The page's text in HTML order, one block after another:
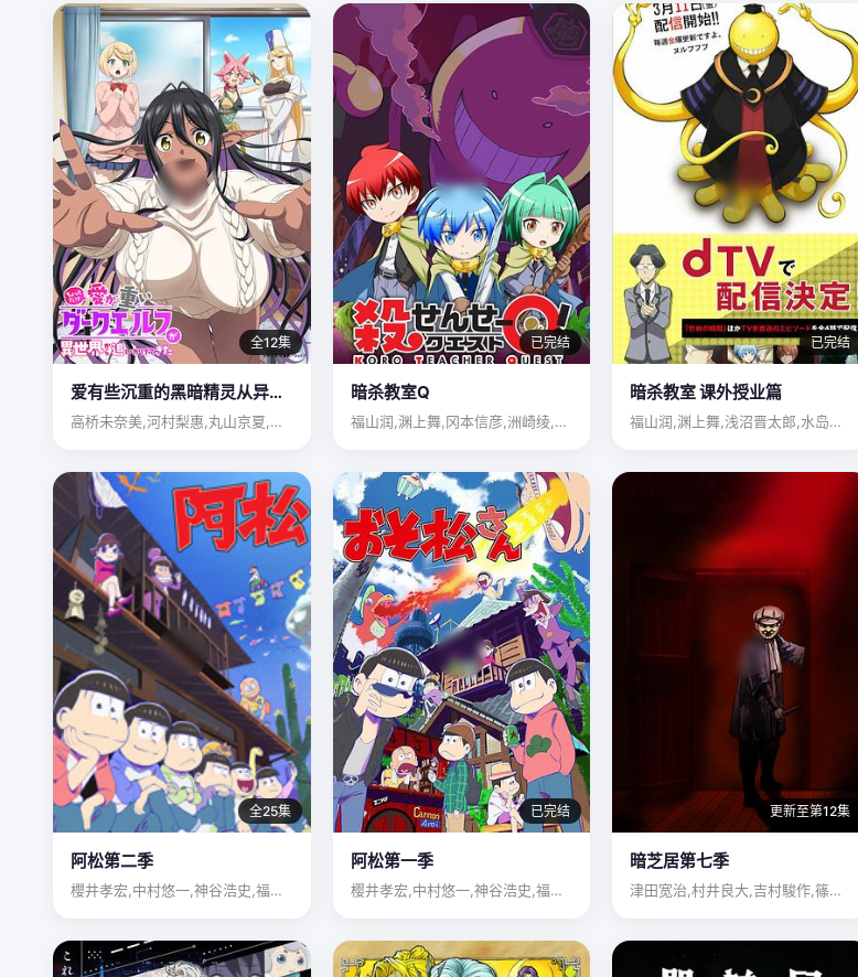
全12集
爱有些沉重的黑暗精灵从异世界追过来了
高桥未奈美,河村梨惠,丸山京夏,真野步,高桥雏子
已完结
暗杀教室Q
福山润,渊上舞,冈本信彦,洲崎绫,逢坂良太,浅沼晋太郎,沼仓…
已完结
暗杀教室 课外授业篇
福山润,渊上舞,浅沼晋太郎,水岛大宙,田中美海
全25集
阿松第二季
櫻井孝宏,中村悠一,神谷浩史,福山潤
已完结
阿松第一季
樱井孝宏,中村悠一,神谷浩史,福山润,小野大辅,入野自由,远…
更新至第12集
暗芝居第七季
津田宽治,村井良大,吉村駿作,篠田諒,大赤見展彦,泽井正棋,…